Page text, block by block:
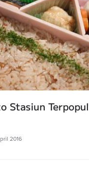
Stasiun
2016